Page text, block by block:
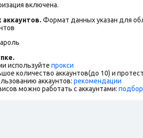
включена.
Формат данных указан для
используйте прокси
количество аккаунтов(до 10) и
аккаунтов: рекомендации
можно работать с аккаунтами: